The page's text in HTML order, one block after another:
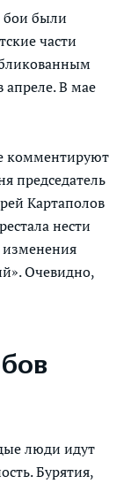
бои были
части
апреле. В мае
комментируют
председатель
Картаполов
нести
изменения
Очевидно,
люди идут
Бурятия,